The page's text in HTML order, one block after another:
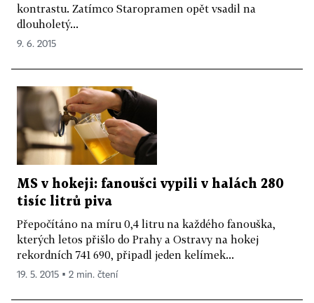
kontrastu. Zatímco Staropramen opět vsadil na
dlouholetý...
9. 6. 2015
MS v hokeji: fanoušci vypili v halách 280
tisíc litrů piva
Přepočítáno na míru 0,4 litru na každého fanouška,
kterých letos přišlo do Prahy a Ostravy na hokej
rekordních 741 690, připadl jeden kelímek...
19. 5. 2015 ▪ 2 min. čtení